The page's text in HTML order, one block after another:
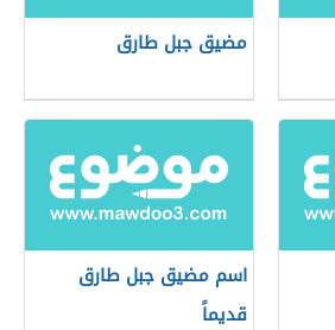
مضيق جبل طارق
اسم مضيق جبل طارق
قديماً